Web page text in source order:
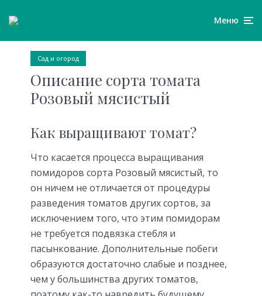
Меню
Сад и огород
Описание сорта томата
Розовый мясистый
Как выращивают томат?
Что касается процесса выращивания
помидоров сорта Розовый мясистый, то
он ничем не отличается от процедуры
разведения томатов других сортов, за
исключением того, что этим помидорам
не требуется подвязка стебля и
пасынкование. Дополнительные побеги
образуются достаточно слабые и позднее,
чем у большинства других томатов,